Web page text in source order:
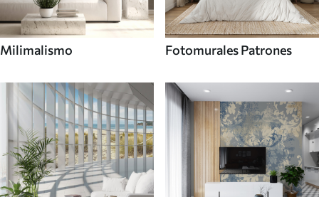
Milimalismo Fotomurales Patrones